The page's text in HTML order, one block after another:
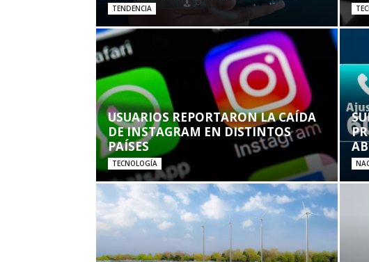
TENDENCIA
USUARIOS REPORTARON LA CAÍDA
DE INSTAGRAM EN DISTINTOS
PAÍSES
TECNOLOGÍA